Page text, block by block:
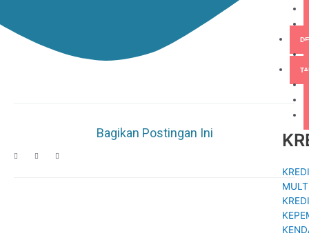
Bagikan Postingan Ini